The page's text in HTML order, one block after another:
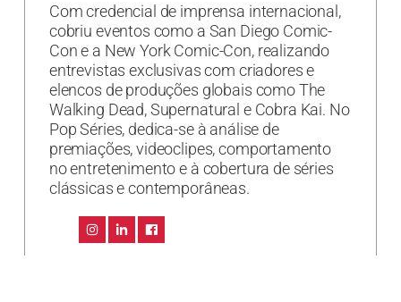
Com credencial de imprensa internacional,
cobriu eventos como a San Diego Comic-
Con e a New York Comic-Con, realizando
entrevistas exclusivas com criadores e
elencos de produções globais como The
Walking Dead, Supernatural e Cobra Kai. No
Pop Séries, dedica-se à análise de
premiações, videoclipes, comportamento
no entretenimento e à cobertura de séries
clássicas e contemporâneas.